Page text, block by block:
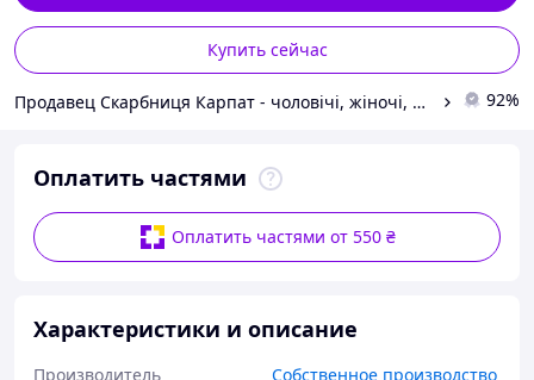
Купить сейчас
Продавец Скарбниця Карпат - чоловічі, жіночі, дитячі вишиванки, гердани, ручної роботи 92%
Оплатить частями
Оплатить частями от 550 ₴
Характеристики и описание
Производитель
Собственное производство